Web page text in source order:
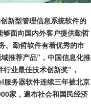
新型管理信息系统软件的
面向国内外客户提供勤哲
。勤哲软件有着优秀的市
推荐产品”，中国信息化推
业最佳技术创新奖”，
务器软件连续三年被北京
家，遍布社会和国民经济